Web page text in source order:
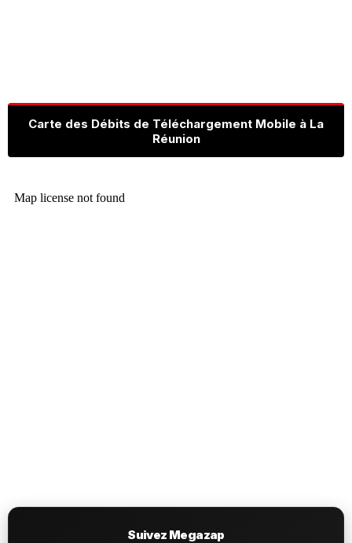
Carte des Débits de Téléchargement Mobile à La
Réunion
Suivez Megazap